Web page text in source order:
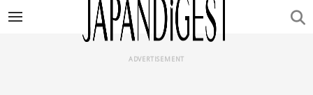
ADVERTISEMENT